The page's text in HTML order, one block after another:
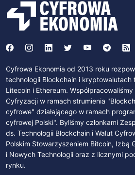
Cyfrowa Ekonomia od 2013 roku
technologii Blockchain i kryptowalutach
Litecoin i Ethereum.
Cyfryzacji w ramach strumienia
cyfrowe" działającego w ramach
cyfrowej Polski". Byliśmy członkami
ds. Technologii Blockchain i Walut
Polskim Stowarzyszeniem Bitcoin, Izbą
i Nowych Technologii oraz z licznymi
rynku.